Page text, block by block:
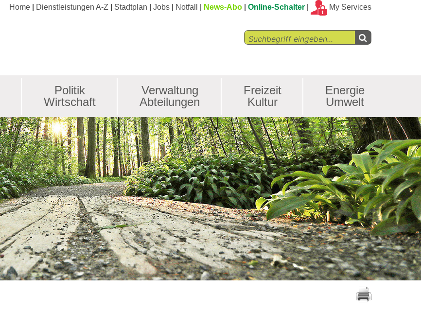
Home Dienstleistungen A-Z Stadtplan Jobs Notfall News-Abo Online-Schalter My Services
Politik
Wirtschaft
Verwaltung
Abteilungen
Freizeit
Kultur
Energie
Umwelt